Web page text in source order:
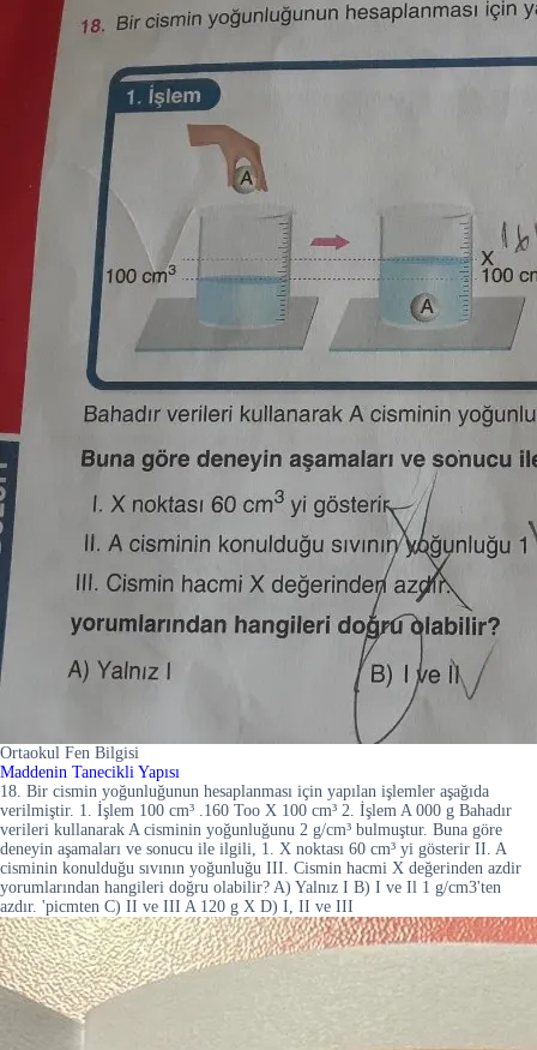
Ortaokul Fen Bilgisi
Maddenin Tanecikli Yapısı
18. Bir cismin yoğunluğunun hesaplanması için yapılan işlemler aşağıda
verilmiştir. 1. İşlem 100 cm³ .160 Too X 100 cm³ 2. İşlem A 000 g Bahadır
verileri kullanarak A cisminin yoğunluğunu 2 g/cm³ bulmuştur. Buna göre
deneyin aşamaları ve sonucu ile ilgili, 1. X noktası 60 cm³ yi gösterir II. A
cisminin konulduğu sıvının yoğunluğu III. Cismin hacmi X değerinden azdir
yorumlarından hangileri doğru olabilir? A) Yalnız I B) I ve Il 1 g/cm3'ten
azdır. 'picmten C) II ve III A 120 g X D) I, II ve III